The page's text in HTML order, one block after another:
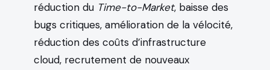
réduction du Time-to-Market, baisse des
bugs critiques, amélioration de la vélocité,
réduction des coûts d’infrastructure
cloud, recrutement de nouveaux